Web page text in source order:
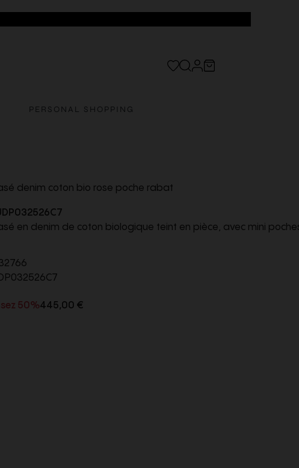
PERSONAL SHOPPING
denim coton bio rose poche rabat
en denim de coton biologique teint en pièce, avec mini
50%445,00 €